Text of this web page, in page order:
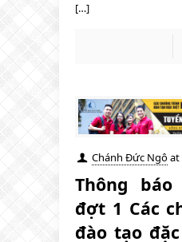
[…]
Chánh Đức Ngôat
Thông
đợt 1 Các
đào tạo